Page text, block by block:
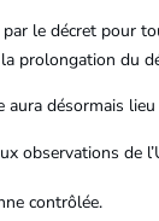
le décret pour
prolongation du
désormais
observations
contrôlée.